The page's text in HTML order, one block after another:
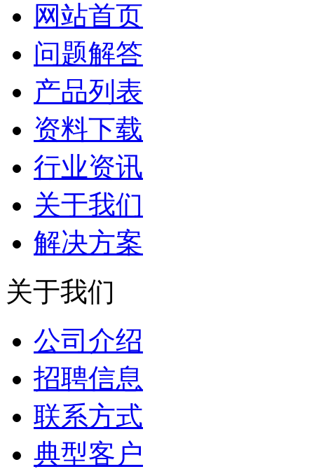
网站首页
问题解答
产品列表
资料下载
行业资讯
关于我们
解决方案
关于我们
公司介绍
招聘信息
联系方式
典型客户